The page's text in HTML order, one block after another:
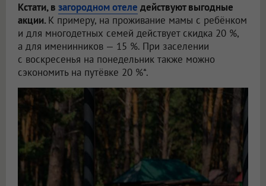
Кстати, в загородном отеле действуют выгодные
акции. К примеру, на проживание мамы с ребёнком
и для многодетных семей действует скидка 20 %,
а для именинников — 15 %. При заселении
с воскресенья на понедельник также можно
сэкономить на путёвке 20 %*.